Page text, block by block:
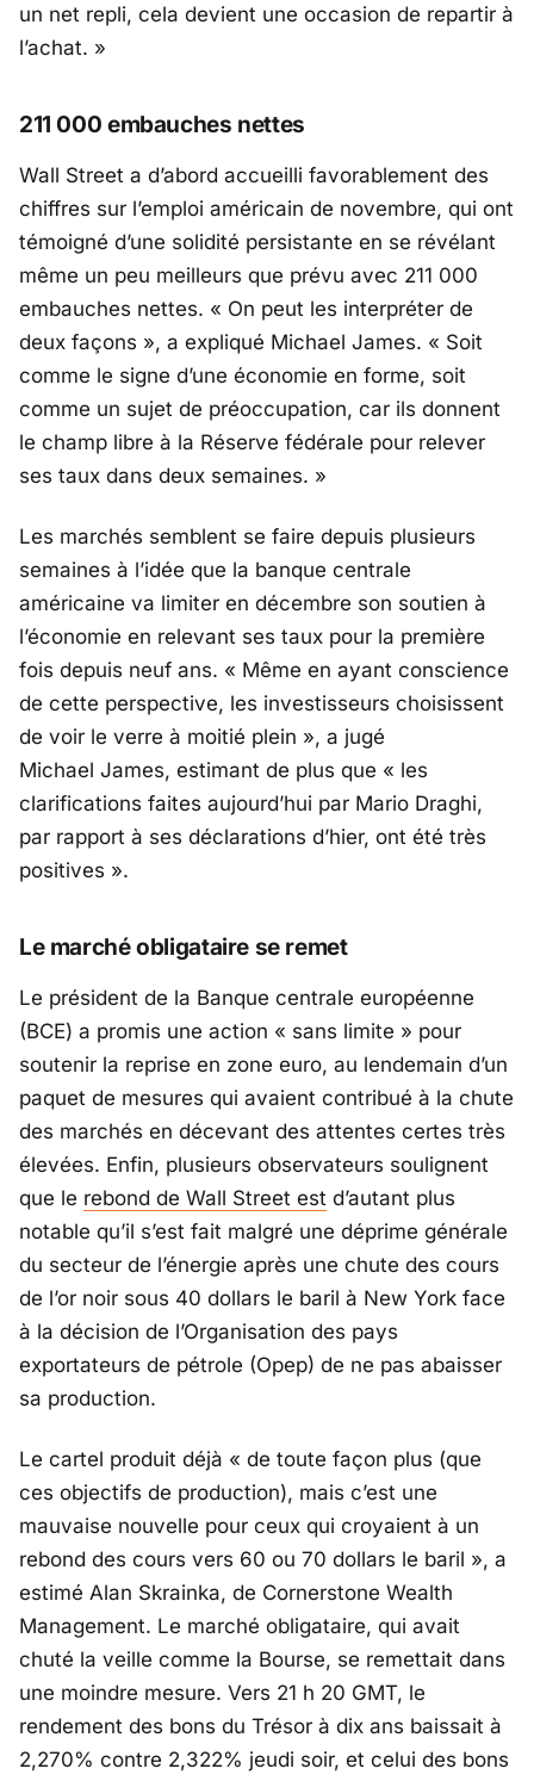
un net repli, cela devient une occasion de repartir à
l’achat. »
211 000 embauches nettes
Wall Street a d’abord accueilli favorablement des
chiffres sur l’emploi américain de novembre, qui ont
témoigné d’une solidité persistante en se révélant
même un peu meilleurs que prévu avec 211 000
embauches nettes. « On peut les interpréter de
deux façons », a expliqué Michael James. « Soit
comme le signe d’une économie en forme, soit
comme un sujet de préoccupation, car ils donnent
le champ libre à la Réserve fédérale pour relever
ses taux dans deux semaines. »
Les marchés semblent se faire depuis plusieurs
semaines à l’idée que la banque centrale
américaine va limiter en décembre son soutien à
l’économie en relevant ses taux pour la première
fois depuis neuf ans. « Même en ayant conscience
de cette perspective, les investisseurs choisissent
de voir le verre à moitié plein », a jugé
Michael James, estimant de plus que « les
clarifications faites aujourd’hui par Mario Draghi,
par rapport à ses déclarations d’hier, ont été très
positives ».
Le marché obligataire se remet
Le président de la Banque centrale européenne
(BCE) a promis une action « sans limite » pour
soutenir la reprise en zone euro, au lendemain d’un
paquet de mesures qui avaient contribué à la chute
des marchés en décevant des attentes certes très
élevées. Enfin, plusieurs observateurs soulignent
que le rebond de Wall Street est d’autant plus
notable qu’il s’est fait malgré une déprime générale
du secteur de l’énergie après une chute des cours
de l’or noir sous 40 dollars le baril à New York face
à la décision de l’Organisation des pays
exportateurs de pétrole (Opep) de ne pas abaisser
sa production.
Le cartel produit déjà « de toute façon plus (que
ces objectifs de production), mais c’est une
mauvaise nouvelle pour ceux qui croyaient à un
rebond des cours vers 60 ou 70 dollars le baril », a
estimé Alan Skrainka, de Cornerstone Wealth
Management. Le marché obligataire, qui avait
chuté la veille comme la Bourse, se remettait dans
une moindre mesure. Vers 21 h 20 GMT, le
rendement des bons du Trésor à dix ans baissait à
2,270% contre 2,322% jeudi soir, et celui des bons